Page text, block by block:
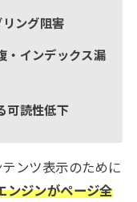
ング阻害
・インデックス漏
可読性低下
ンツ表示のために
ンジンがページ全